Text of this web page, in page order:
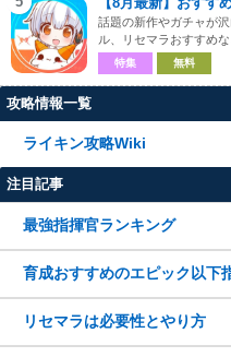
話題の新作やガチャが
ル、リセマラおすすめな
特集 無料
攻略情報一覧
ライキン攻略Wiki
注目記事
最強指揮官ランキング
育成おすすめのエピック以下
リセマラは必要性とやり方